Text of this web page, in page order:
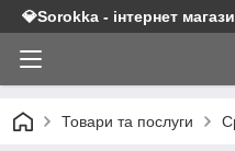
💎Sorokka - інтернет
Товари та послуги